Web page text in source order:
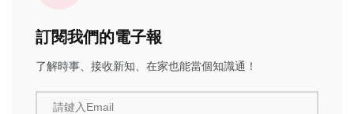
訂閱我們的電子報
了解時事、接收新知、在家也能當個知識通！
請鍵入Email